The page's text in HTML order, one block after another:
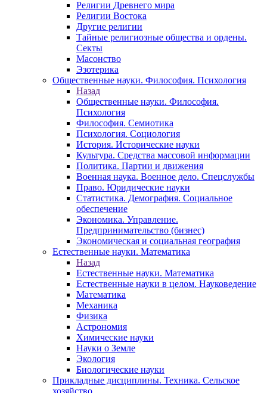
Религии Древнего мира
Религии Востока
Другие религии
Тайные религиозные общества и ордены.
Секты
Масонство
Эзотерика
Общественные науки. Философия. Психология
Назад
Общественные науки. Философия.
Психология
Философия. Семиотика
Психология. Социология
История. Исторические науки
Культура. Средства массовой информации
Политика. Партии и движения
Военная наука. Военное дело. Спецслужбы
Право. Юридические науки
Статистика. Демография. Социальное
обеспечение
Экономика. Управление.
Предпринимательство (бизнес)
Экономическая и социальная география
Естественные науки. Математика
Назад
Естественные науки. Математика
Естественные науки в целом. Науковедение
Математика
Механика
Физика
Астрономия
Химические науки
Науки о Земле
Экология
Биологические науки
Прикладные дисциплины. Техника. Сельское
хозяйство